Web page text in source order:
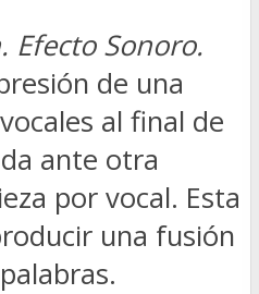
Efecto Sonoro.
de una
al final de
ante otra
por vocal. Esta
una fusión